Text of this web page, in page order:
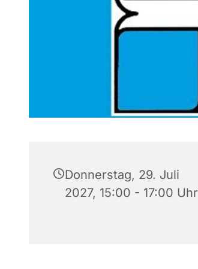
Donnerstag, 29. Juli
2027, 15:00 - 17:00 Uhr